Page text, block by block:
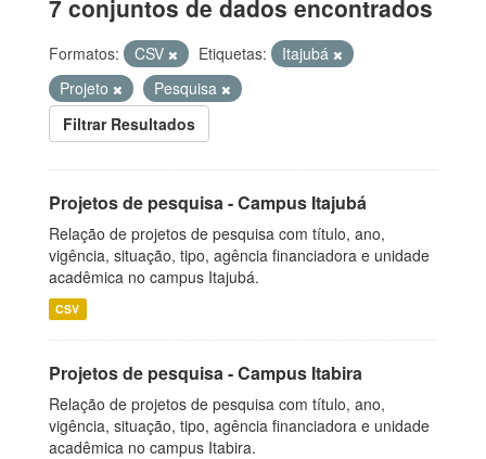
7 conjuntos de dados encontrados
Formatos: CSV Etiquetas:
Itajubá
Projeto
Pesquisa
Filtrar Resultados
Projetos de pesquisa - Campus Itajubá
Relação de projetos de pesquisa com título, ano,
vigência, situação, tipo, agência financiadora e unidade
acadêmica no campus Itajubá.
CSV
Projetos de pesquisa - Campus Itabira
Relação de projetos de pesquisa com título, ano,
vigência, situação, tipo, agência financiadora e unidade
acadêmica no campus Itabira.